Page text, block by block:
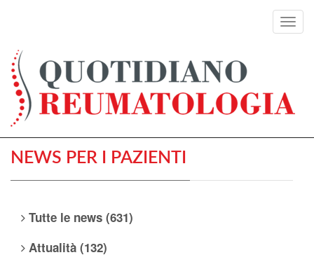
NEWS PER I PAZIENTI
Tutte le news (631)
Attualità (132)